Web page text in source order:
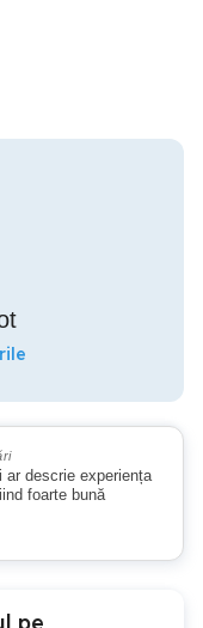
descrie experiența
foarte bună
pe